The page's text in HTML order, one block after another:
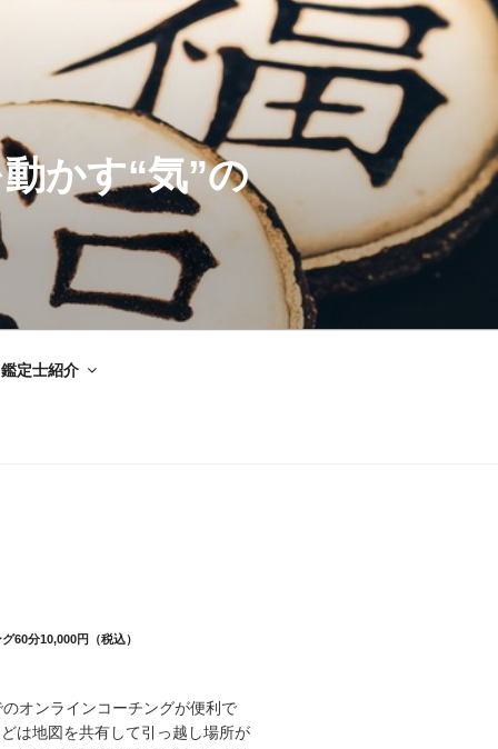
かす“気”の
鑑定士紹介
60分10,000円（税込）
オンラインコーチングが便利で
は地図を共有して引っ越し場所が